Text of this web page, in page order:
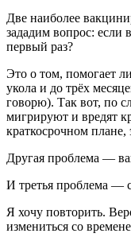
Две наиболее
зададим вопрос: если
первый раз?
Это о том, помогает
укола и до трёх
говорю). Так вот, по
мигрируют и вредят
краткосрочном
Другая проблема —
И третья проблема —
Я хочу повторить.
измениться со